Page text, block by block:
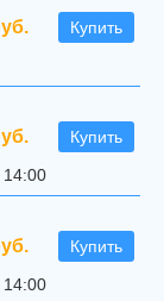
Купить
Купить
14:00
Купить
14:00